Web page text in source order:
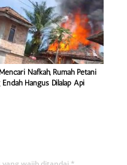
Nafkah, Rumah Petani
Hangus Dilalap Api